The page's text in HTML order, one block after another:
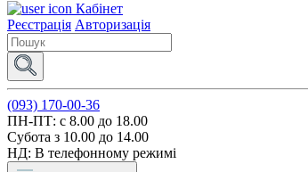
Кабінет
Реєстрація Авторизація
(093) 170-00-36
ПН-ПТ: c 8.00 до 18.00
Субота з 10.00 до 14.00
НД: В телефонному режимі